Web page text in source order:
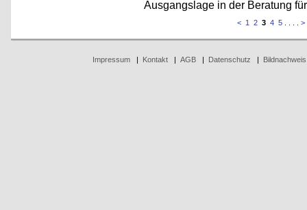
Ausgangslage in der Beratung
< 1 2 3 4 5. . . . >
Impressum| Kontakt| AGB| Datenschutz | Bildnachweis